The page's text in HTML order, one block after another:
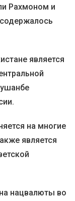
Рахмоном и
является
на многие
является
нацвалюты во